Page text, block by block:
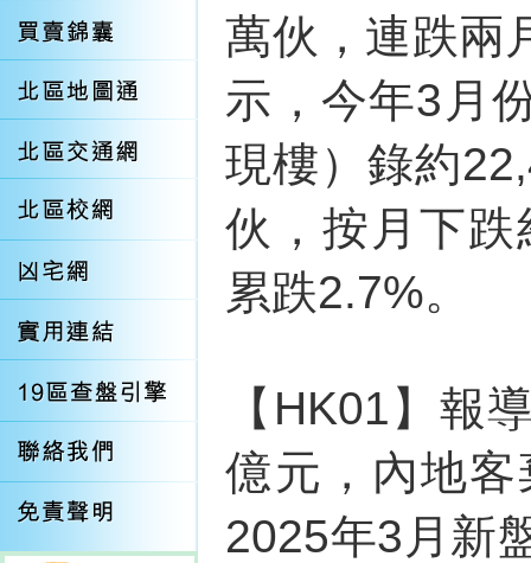
萬伙，連跌兩
示，今年3月
現樓）錄約
伙，按月下
累跌2.7%。
【HK01】報
億元，內地
2025年3月新